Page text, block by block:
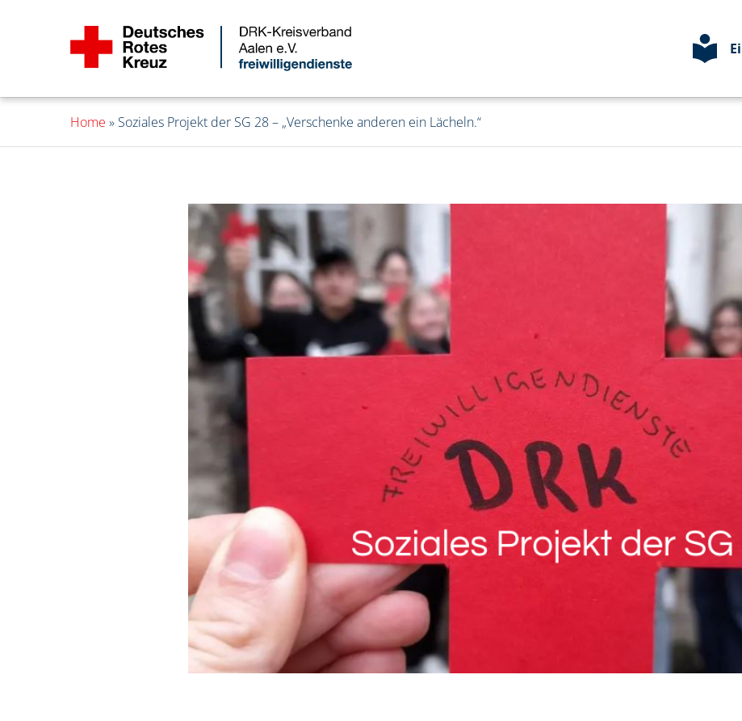
Home » Soziales Projekt der SG 28 – „Verschenke anderen ein Lächeln.“